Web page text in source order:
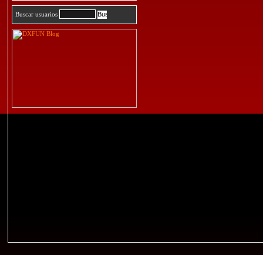
Buscar usuarios